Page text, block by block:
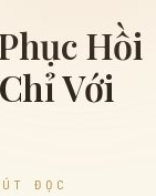
Hồi
Với
ĐỌC